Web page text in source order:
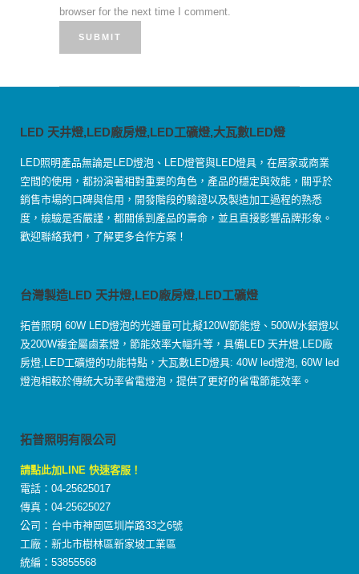
browser for the next time I comment.
LED 天井燈,LED廠房燈,LED工礦燈,大瓦數LED燈
LED照明產品無論是LED燈泡、LED燈管與LED燈具，在居家或商業
空間的使用，都扮演著相對重要的角色，產品的穩定與效能，關乎於
銷售市場的口碑與信用，開發階段的驗證以及製造加工過程的熟悉
度，檢驗是否嚴謹，都關係到產品的壽命，並且直接影響品牌形象。
歡迎聯絡我們，了解更多合作方案！
台灣製造LED 天井燈,LED廠房燈,LED工礦燈
拓普照明 60W LED燈泡的光通量可比擬120W節能燈、500W水銀燈以
及200W複金屬鹵素燈，節能效率大幅升等，具備LED 天井燈,LED廠
房燈,LED工礦燈的功能特點，大瓦數LED燈具: 40W led燈泡, 60W led
燈泡相較於傳統大功率省電燈泡，提供了更好的省電節能效率。
拓普照明有限公司
請點此加LINE 快速客服！
電話：04-25625017
傳真：04-25625027
公司：台中市神岡區圳岸路33之6號
工廠：新北市樹林區新家坡工業區
統編：53855568